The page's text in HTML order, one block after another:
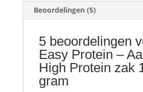
aantalBeoordelingen (5)
5 beoordelingen
Easy Protein –
High Protein zak
gram